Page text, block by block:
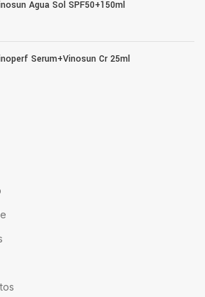
Agua Sol SPF50+150ml
Serum+Vinosun Cr 25ml